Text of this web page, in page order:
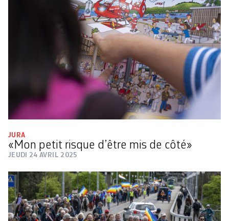
JURA
«Mon petit risque d’être mis de côté»
JEUDI 24 AVRIL 2025